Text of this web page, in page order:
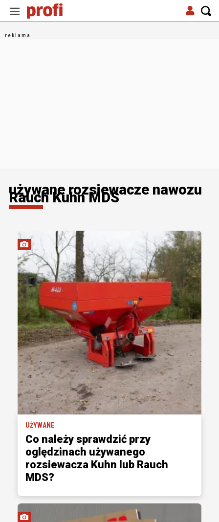
używane rozsiewacze nawozu
Rauch Kuhn MDS
UŻYWANE
Co należy sprawdzić przy
oględzinach używanego
rozsiewacza Kuhn lub Rauch
MDS?